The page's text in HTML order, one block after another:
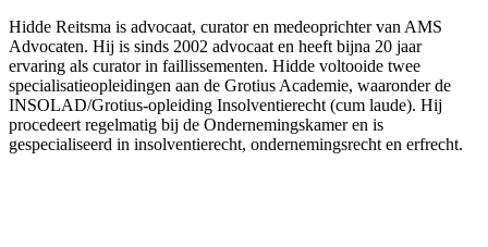
Hidde Reitsma is advocaat, curator en medeoprichter van AMS
Advocaten. Hij is sinds 2002 advocaat en heeft bijna 20 jaar
ervaring als curator in faillissementen. Hidde voltooide twee
specialisatieopleidingen aan de Grotius Academie, waaronder de
INSOLAD/Grotius-opleiding Insolventierecht (cum laude). Hij
procedeert regelmatig bij de Ondernemingskamer en is
gespecialiseerd in insolventierecht, ondernemingsrecht en erfrecht.